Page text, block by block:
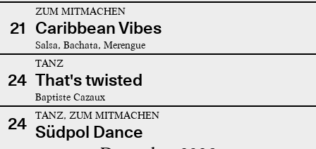
21
ZUM MITMACHEN
Caribbean Vibes
Salsa, Bachata, Merengue
24
TANZ
That's twisted
Baptiste Cazaux
24 TANZ, ZUM MITMACHEN
Südpol Dance